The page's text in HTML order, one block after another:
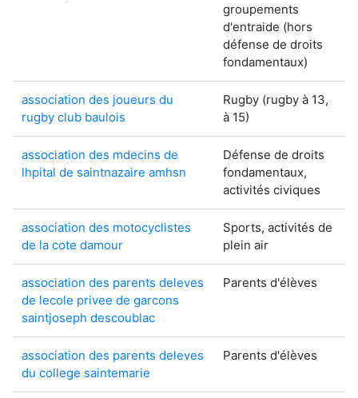
groupements
d'entraide (hors
défense de droits
fondamentaux)
association des joueurs du
rugby club baulois
Rugby (rugby à 13,
à 15)
association des mdecins de
lhpital de saintnazaire amhsn
Défense de droits
fondamentaux,
activités civiques
association des motocyclistes
de la cote damour
Sports, activités de
plein air
association des parents deleves
de lecole privee de garcons
saintjoseph descoublac
Parents d'élèves
association des parents deleves
du college saintemarie
Parents d'élèves